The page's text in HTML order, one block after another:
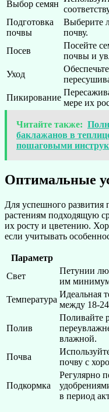
Выбор семян
Подготовка
почвы
Выберите
почву.
Посев
Посейте
почвы и
Уход
Пикирование
мере их
Читайте также:
баклажанов в
пошаговыми
Оптимальные
Для успешного развития
растениям подходящую
их росту и цветению.
если учитывать
Параметр
Свет
Петунии
им минимум
Температура
Идеальная
между 18-
Полив
Поливайте
влажной.
Почва
почву с
Подкормка
Регулярно
в период